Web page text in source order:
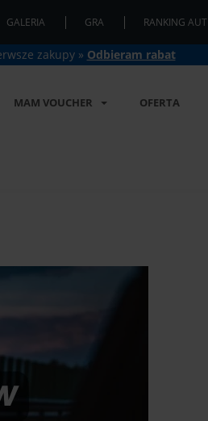
GALERIA GRA RANKING AUT
zakupy » Odbieram rabat
MAM VOUCHER OFERTA